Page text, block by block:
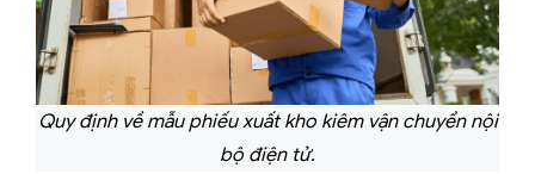
Quy định về mẫu phiếu xuất kho kiêm vận chuyển nội
bộ điện tử.